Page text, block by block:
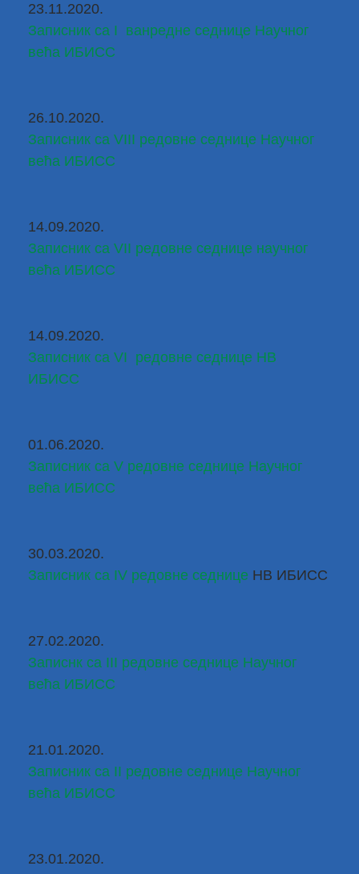
23.11.2020.
Записник са I  ванредне седнице Научног
већа ИБИСС
26.10.2020.
Записник са VIII редовне седнице Научног
већа ИБИСС
14.09.2020.
Записник са VII редовне седнице научног
већа ИБИСС
14.09.2020.
Записник са VI  редовне седнице НВ
ИБИСС
01.06.2020.
Записник са V редовне седнице Научног
већа ИБИСС
30.03.2020.
Записник са IV редовне седнице НВ ИБИСС
27.02.2020.
Записнк са III редовне седнице Научног
већа ИБИСС
21.01.2020.
Записник са II редовне седнице Научног
већа ИБИСС
23.01.2020.